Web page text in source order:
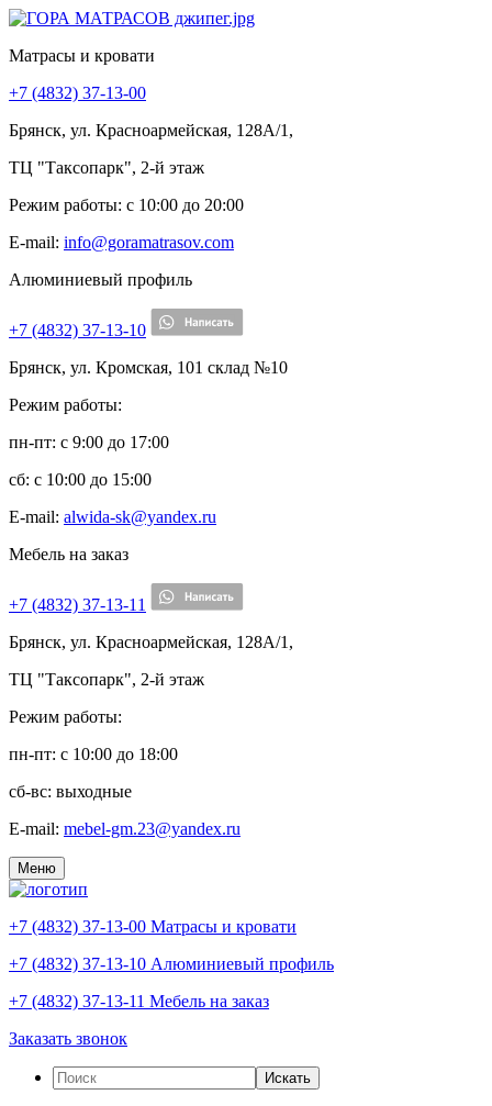
Матрасы и кровати
+7 (4832) 37-13-00
Брянск, ул. Красноармейская, 128А/1,
ТЦ "Таксопарк", 2-й этаж
Режим работы: c 10:00 до 20:00
E-mail: info@goramatrasov.com
Алюминиевый профиль
+7 (4832) 37-13-10
Брянск, ул. Кромская, 101 склад №10
Режим работы:
пн-пт: c 9:00 до 17:00
сб: c 10:00 до 15:00
E-mail: alwida-sk@yandex.ru
Мебель на заказ
+7 (4832) 37-13-11
Брянск, ул. Красноармейская, 128А/1,
ТЦ "Таксопарк", 2-й этаж
Режим работы:
пн-пт: c 10:00 до 18:00
сб-вс: выходные
E-mail: mebel-gm.23@yandex.ru
Меню
+7 (4832) 37-13-00 Матрасы и кровати
+7 (4832) 37-13-10 Алюминиевый профиль
+7 (4832) 37-13-11 Мебель на заказ
Заказать звонок
Искать